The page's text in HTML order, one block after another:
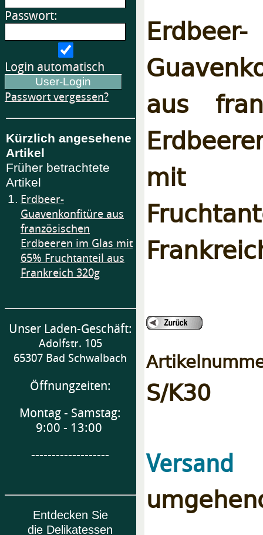
Passwort:
Login automatisch
Passwort vergessen?
Kürzlich angesehene
Artikel
Früher betrachtete
Artikel
1. Erdbeer-
Guavenkonfitüre aus
französischen
Erdbeeren im Glas mit
65% Fruchtanteil aus
Frankreich 320g
Unser Laden-Geschäft:
Adolfstr. 105
65307 Bad Schwalbach
Öffnungzeiten:
Montag - Samstag:
9:00 - 13:00
-------------------
Entdecken Sie
die Delikatessen
Erdbeer-
aus
mit
S/K30
Versand